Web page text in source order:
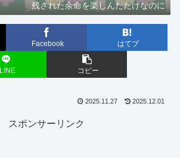
残された余命を楽しんだだけなのに
Facebook はてブ
LINE コピー
2025.11.27 2025.12.01
スポンサーリンク